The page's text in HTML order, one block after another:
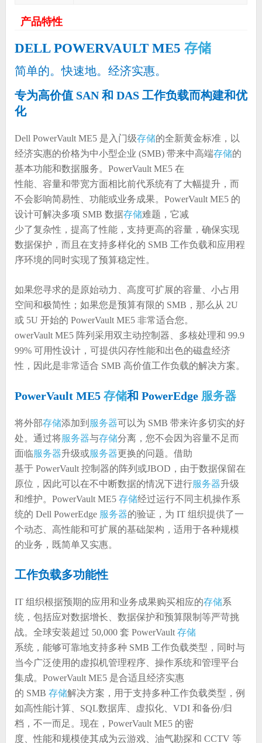
产品特性
DELL POWERVAULT ME5 存储
简单的。快速地。经济实惠。
专为高价值 SAN 和 DAS 工作负载而构建和优
化
Dell PowerVault ME5 是入门级存储的全新黄金标准，以
经济实惠的价格为中小型企业 (SMB) 带来中高端存储的
基本功能和数据服务。PowerVault ME5 在
性能、容量和带宽方面相比前代系统有了大幅提升，而
不会影响简易性、功能或业务成果。PowerVault ME5 的
设计可解决多项 SMB 数据存储难题，它减
少了复杂性，提高了性能，支持更高的容量，确保实现
数据保护，而且在支持多样化的 SMB 工作负载和应用程
序环境的同时实现了预算稳定性。
如果您寻求的是原始动力、高度可扩展的容量、小占用
空间和极简性；如果您是预算有限的 SMB，那么从 2U
或 5U 开始的 PowerVault ME5 非常适合您。
owerVault ME5 阵列采用双主动控制器、多核处理和 99.9
99% 可用性设计，可提供闪存性能和出色的磁盘经济
性，因此是非常适合 SMB 高价值工作负载的解决方案。
PowerVault ME5 存储和 PowerEdge 服务器
将外部存储添加到 服务器可以为 SMB 带来许多切实的好
处。通过将服务器与存储分离，您不会因为容量不足而
面临服务器升级或服务器更换的问题。借助
基于 PowerVault 控制器的阵列或JBOD，由于数据保留在
原位，因此可以在不中断数据的情况下进行服务器升级
和维护。PowerVault ME5 存储经过运行不同主机操作系
统的 Dell PowerEdge 服务器的验证，为 IT 组织提供了一
个动态、高性能和可扩展的基础架构，适用于各种规模
的业务，既简单又实惠。
工作负载多功能性
IT 组织根据预期的应用和业务成果购买相应的存储系
统，包括应对数据增长、数据保护和预算限制等严苛挑
战。全球安装超过 50,000 套 PowerVault 存储
系统，能够可靠地支持多种 SMB 工作负载类型，同时与
当今广泛使用的虚拟机管理程序、操作系统和管理平台
集成。PowerVault ME5 是合适且经济实惠
的 SMB 存储解决方案，用于支持多种工作负载类型，例
如高性能计算、SQL数据库、虚拟化、VDI 和备份/归
档，不一而足。现在，PowerVault ME5 的密
度、性能和规模使其成为云游戏、油气勘探和 CCTV 等